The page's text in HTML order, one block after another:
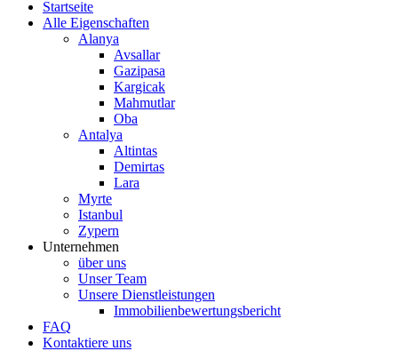
Startseite
Alle Eigenschaften
Alanya
Avsallar
Gazipasa
Kargicak
Mahmutlar
Oba
Antalya
Altintas
Demirtas
Lara
Myrte
Istanbul
Zypern
Unternehmen
über uns
Unser Team
Unsere Dienstleistungen
Immobilienbewertungsbericht
FAQ
Kontaktiere uns